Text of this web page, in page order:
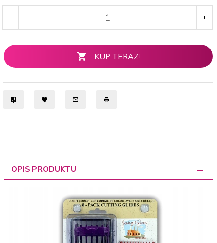
KUP TERAZ!
OPIS PRODUKTU